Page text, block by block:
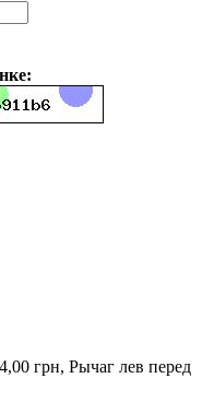
грн, Рычаг лев перед